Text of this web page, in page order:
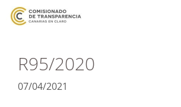
R95/2020
07/04/2021